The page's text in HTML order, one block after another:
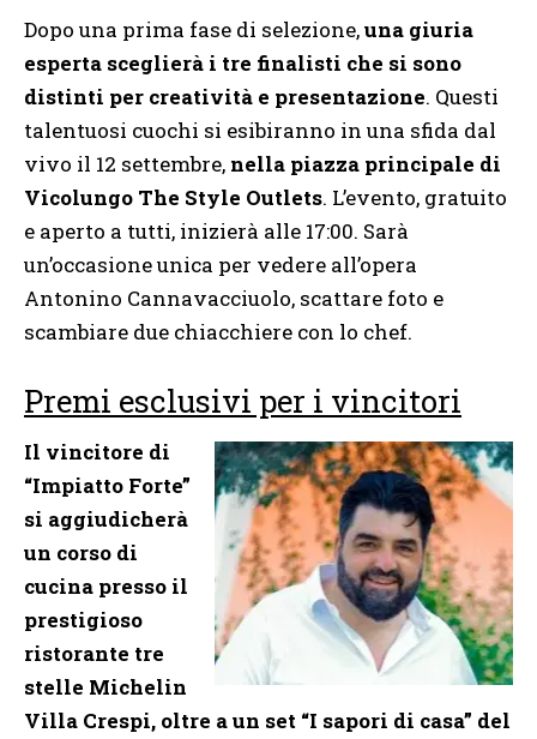
Dopo una prima fase di selezione,una giuria
esperta sceglierà i tre finalisti che si sono
distinti per creatività e presentazione. Questi
talentuosi cuochi si esibiranno in una sfida dal
vivo il 12 settembre, nella piazza principale di
Vicolungo The Style Outlets. L’evento, gratuito
e aperto a tutti, inizierà alle 17:00. Sarà
un’occasione unica per vedere all’opera
Antonino Cannavacciuolo, scattare foto e
scambiare due chiacchiere con lo chef.
Premi esclusivi per i vincitori
Il vincitore di
“Impiatto Forte”
si aggiudicherà
un corso di
cucina presso il
prestigioso
ristorante tre
stelle Michelin
Villa Crespi, oltre a un set “I sapori di casa” del